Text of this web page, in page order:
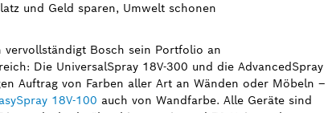
und Geld sparen, Umwelt schonen
vervollständigt Bosch sein Portfolio an
Die UniversalSpray 18V-300 und die AdvancedSpray
Auftrag von Farben aller Art an Wänden oder Möbeln –
18V-100 auch von Wandfarbe. Alle Geräte sind